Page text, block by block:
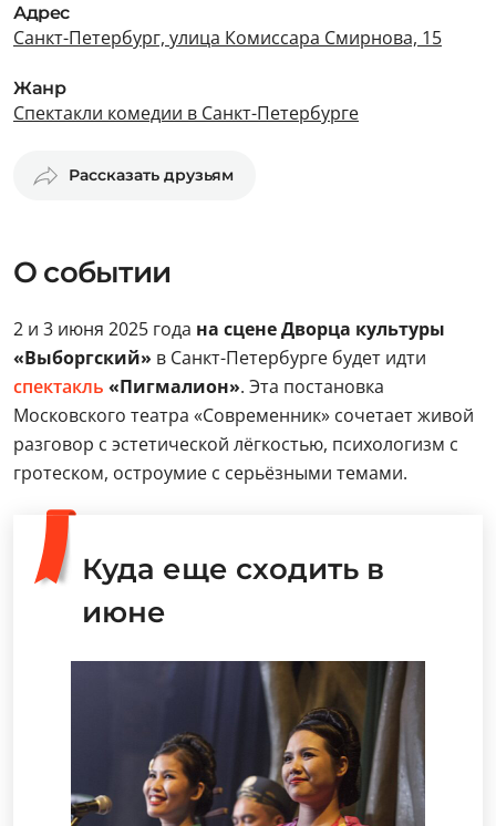
Адрес
Санкт-Петербург, улица Комиссара Смирнова, 15
Жанр
Спектакли комедии в Санкт-Петербурге
Рассказать друзьям
О событии
2 и 3 июня 2025 года на сцене Дворца культуры
«Выборгский» в Санкт-Петербурге будет идти
спектакль «Пигмалион». Эта постановка
Московского театра «Современник» сочетает живой
разговор с эстетической лёгкостью, психологизм с
гротеском, остроумие с серьёзными темами.
Куда еще сходить в
июне